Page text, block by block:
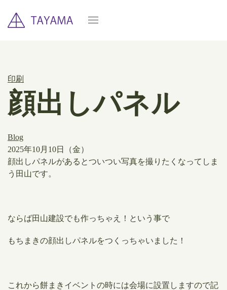
印刷
顔出しパネル
Blog
2025年10月10日（金）
顔出しパネルがあるとついつい写真を撮りたくなってしま
う田山です。
ならば田山建設でも作っちゃえ！という事で
もちまきの顔出しパネルをつくっちゃいました！
これから餅まきイベントの時には会場に設置しますので記